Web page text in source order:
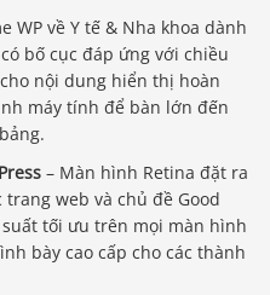
WP về Y tế & Nha khoa dành
bố cục đáp ứng với chiều
nội dung hiển thị hoàn
máy tính để bàn lớn đến
– Màn hình Retina đặt ra
web và chủ đề Good
tối ưu trên mọi màn hình
bày cao cấp cho các thành